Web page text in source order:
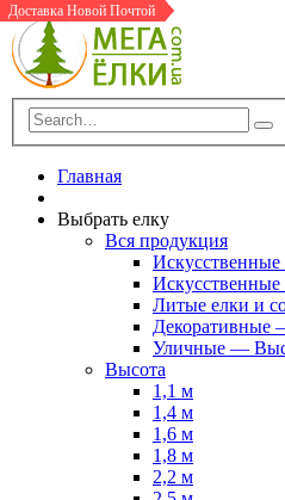
Главная
Выбрать елку
Вся продукция
Искусственные
Литые елки и
Декоративные
Уличные —
Высота
1,1 м
1,4 м
1,6 м
1,8 м
2,2 м
Доставка Новой Почтой
Доставка Новой Почтой
В Шоу-Руме
В Шоу-Руме
Доставка Новой Почтой
Доставка Новой Почтой